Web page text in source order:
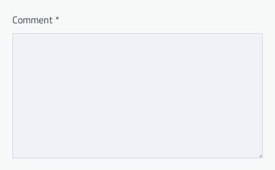
Comment *